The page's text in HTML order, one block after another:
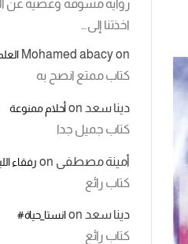
رواية مشوقة وعصية عن
اخذتنا إلى…
Mohamed abacyon
كتاب ممتع انصح به
دينا سعد onأحلام ممنوعة
كتاب جميل جدا
أمينة مصطفى on رفقاء
كتاب رائع
دينا سعد onانستا_حياة#
كتاب رائع